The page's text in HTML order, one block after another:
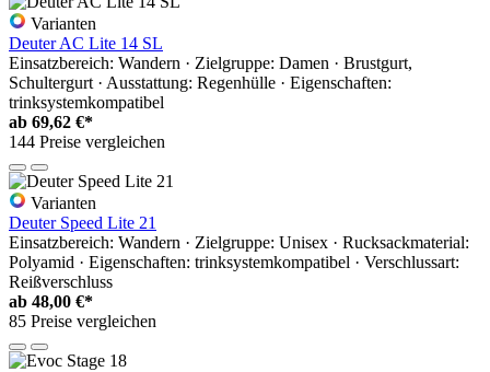
Varianten
Deuter AC Lite 14 SL
Einsatzbereich: Wandern · Zielgruppe: Damen · Brustgurt,
Schultergurt · Ausstattung: Regenhülle · Eigenschaften:
trinksystemkompatibel
ab 69,62 €*
144 Preise vergleichen
Varianten
Deuter Speed Lite 21
Einsatzbereich: Wandern · Zielgruppe: Unisex · Rucksackmaterial:
Polyamid · Eigenschaften: trinksystemkompatibel · Verschlussart:
Reißverschluss
ab 48,00 €*
85 Preise vergleichen